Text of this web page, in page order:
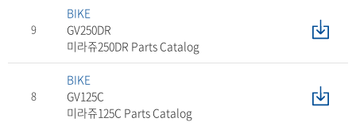
9
BIKE
GV250DR
미라쥬250DR Parts Catalog
8
BIKE
GV125C
미라쥬125C Parts Catalog